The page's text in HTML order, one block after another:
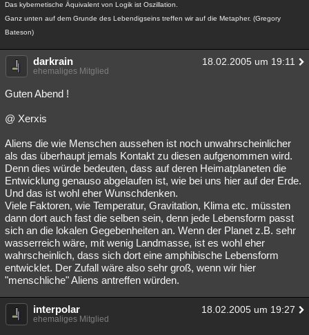
Das kybernetische Äquivalent von Logik ist Oszillation.
Ganz unten auf dem Grunde des Lebendigseins treffen wir auf die Metapher. (Gregory
Bateson)
darkrain 18.02.2005 um 19:11
ehemaliges Mitglied
Guten Abend !
@ Xerxis
Aliens die wie Menschen aussehen ist noch unwahrscheinlicher
als das überhaupt jemals Kontakt zu diesen aufgenommen wird.
Denn dies würde bedeuten, dass auf deren Heimatplaneten die
Entwicklung genauso abgelaufen ist, wie bei uns hier auf der Erde.
Und das ist wohl eher Wunschdenken.
Viele Faktoren, wie Temperatur, Gravitation, Klima etc. müssten
dann dort auch fast die selben sein, denn jede Lebensform passt
sich an die lokalen Gegebenheiten an. Wenn der Planet z.B. sehr
wasserreich wäre, mit wenig Landmasse, ist es wohl eher
wahrscheinlich, dass sich dort eine amphibische Lebensform
entwicklet. Der Zufall wäre also sehr groß, wenn wir hier
"menschliche" Aliens antreffen würden.
interpolar 18.02.2005 um 19:27
ehemaliges Mitglied